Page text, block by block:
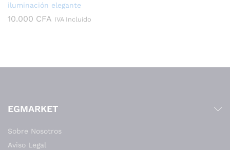
iluminación elegante
10.000 CFA IVA Incluido
EGMARKET
Sobre Nosotros
Aviso Legal